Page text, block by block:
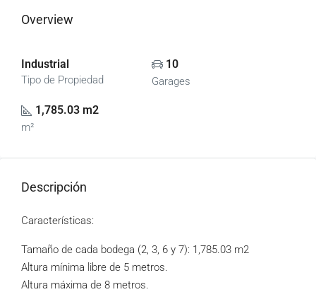
Overview
Industrial
Tipo de Propiedad
10
Garages
1,785.03 m2
m²
Descripción
Características:
Tamaño de cada bodega (2, 3, 6 y 7): 1,785.03 m2
Altura mínima libre de 5 metros.
Altura máxima de 8 metros.